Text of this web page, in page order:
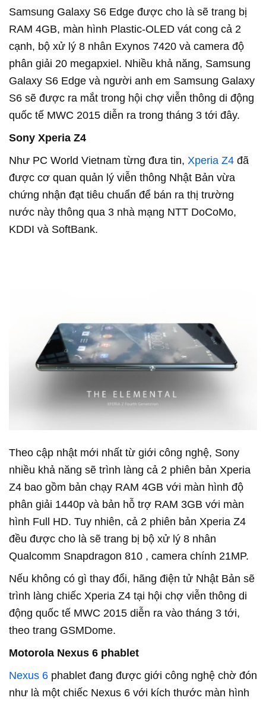
Samsung Galaxy S6 Edge được cho là sẽ trang bị
RAM 4GB, màn hình Plastic-OLED vát cong cả 2
cạnh, bộ xử lý 8 nhân Exynos 7420 và camera độ
phân giải 20 megapxiel. Nhiều khả năng, Samsung
Galaxy S6 Edge và người anh em Samsung Galaxy
S6 sẽ được ra mắt trong hội chợ viễn thông di động
quốc tế MWC 2015 diễn ra trong tháng 3 tới đây.
Sony Xperia Z4
Như PC World Vietnam từng đưa tin, Xperia Z4 đã
được cơ quan quản lý viễn thông Nhật Bản vừa
chứng nhận đạt tiêu chuẩn để bán ra thị trường
nước này thông qua 3 nhà mạng NTT DoCoMo,
KDDI và SoftBank.
Theo cập nhật mới nhất từ giới công nghệ, Sony
nhiều khả năng sẽ trình làng cả 2 phiên bản Xperia
Z4 bao gồm bản chạy RAM 4GB với màn hình độ
phân giải 1440p và bản hỗ trợ RAM 3GB với màn
hình Full HD. Tuy nhiên, cả 2 phiên bản Xperia Z4
đều được cho là sẽ trang bị bộ xử lý 8 nhân
Qualcomm Snapdragon 810 , camera chính 21MP.
Nếu không có gì thay đổi, hãng điện tử Nhật Bản sẽ
trình làng chiếc Xperia Z4 tại hội chợ viễn thông di
động quốc tế MWC 2015 diễn ra vào tháng 3 tới,
theo trang GSMDome.
Motorola Nexus 6 phablet
Nexus 6 phablet đang được giới công nghệ chờ đón
như là một chiếc Nexus 6 với kích thước màn hình